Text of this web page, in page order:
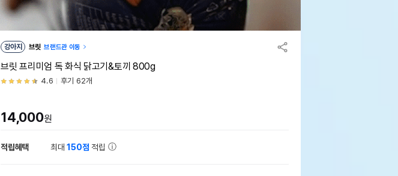
강아지 브릿 브랜드관 이동
브릿 프리미엄 독 화식 닭고기&토끼 800g
4.6 후기 62개
14,000원
적립혜택 최대150점 적립